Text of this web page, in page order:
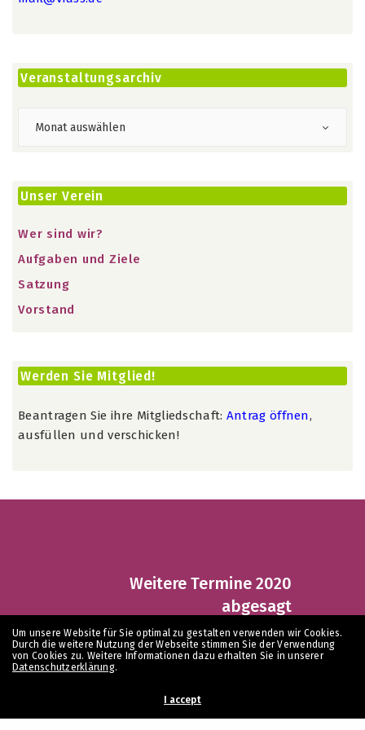
Veranstaltungsarchiv
Unser Verein
Wer sind wir?
Aufgaben und Ziele
Satzung
Vorstand
Werden Sie Mitglied!
Beantragen Sie ihre Mitgliedschaft: Antrag öffnen,
ausfüllen und verschicken!
Weitere Termine 2020
abgesagt
Um unsere Website für Sie optimal zu gestalten verwenden wir Cookies.
Durch die weitere Nutzung der Webseite stimmen Sie der Verwendung
von Cookies zu. Weitere Informationen dazu erhalten Sie in unserer
Datenschutzerklärung.
I accept